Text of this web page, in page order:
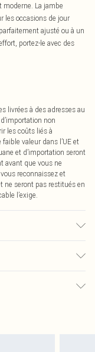
La jambe
les occasions de jour
ajusté ou à un
portez-le avec des
livrées à des adresses au
non
les coûts liés à
valeur dans l’UE et
et d’importation seront
avant que vous ne
reconnaissez et
ne seront pas restitués en
l’exige.